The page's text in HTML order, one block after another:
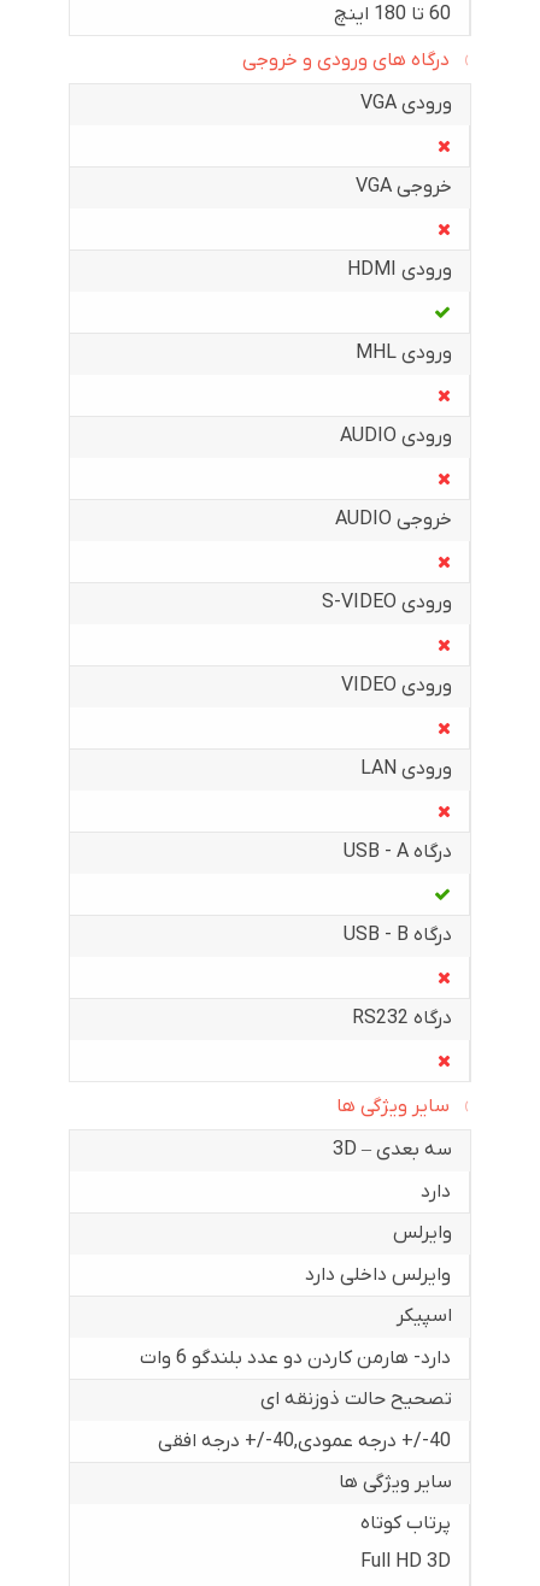
60 تا 180 اینچ
درگاه های ورودی و خروجی
ورودی VGA
خروجی VGA
ورودی HDMI
ورودی MHL
ورودی AUDIO
خروجی AUDIO
ورودی S-VIDEO
ورودی VIDEO
ورودی LAN
درگاه USB - A
درگاه USB - B
درگاه RS232
سایر ویژگی ها
سه بعدی – 3D
دارد
وایرلس
وایرلس داخلی دارد
اسپیکر
دارد- هارمن کاردن دو عدد بلندگو 6 وات
تصحیح حالت ذوزنقه ای
40-/+ درجه عمودی
,40-/+ درجه افقی
سایر ویژگی ها
پرتاب کوتاه
Full HD 3D